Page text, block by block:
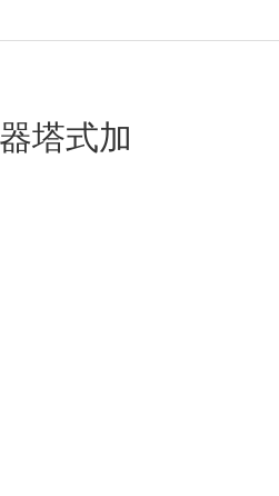
塔式加